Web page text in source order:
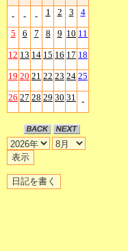
- - - 1 2 3 4
5 6 7 8 9 10 11
12 13 14 15 16 17 18
19 20 21 22 23 24 25
26 27 28 29 30 31 -